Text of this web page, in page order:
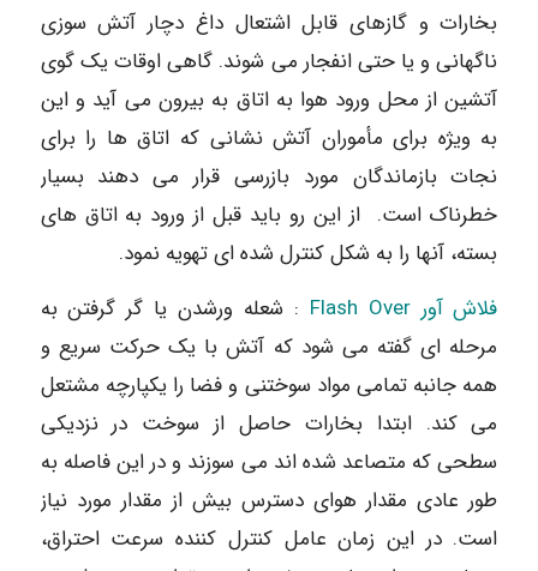
بخارات و گازهای قابل اشتعال داغ دچار آتش سوزی
ناگهانی و یا حتی انفجار می شوند. گاهی اوقات یک گوی
آتشین از محل ورود هوا به اتاق به بیرون می آید و این
به ویژه برای مأموران آتش نشانی که اتاق ها را برای
نجات بازماندگان مورد بازرسی قرار می دهند بسیار
خطرناک است. از این رو باید قبل از ورود به اتاق های
بسته، آنها را به شکل کنترل شده ای تهویه نمود.
فلاش آور Flash Over
: شعله ورشدن یا گر گرفتن به
مرحله ای گفته می شود که آتش با یک حرکت سریع و
همه جانبه تمامی مواد سوختنی و فضا را یکپارچه مشتعل
می کند. ابتدا بخارات حاصل از سوخت در نزدیکی
سطحی که متصاعد شده اند می سوزند و در این فاصله به
طور عادی مقدار هوای دسترس بیش از مقدار مورد نیاز
است. در این زمان عامل کنترل کننده سرعت احتراق،